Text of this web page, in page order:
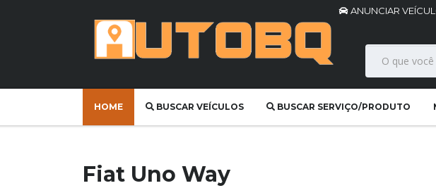
ANUNCIAR
HOME BUSCAR VEÍCULOS BUSCAR SERVIÇO/PRODUTO
Fiat Uno Way